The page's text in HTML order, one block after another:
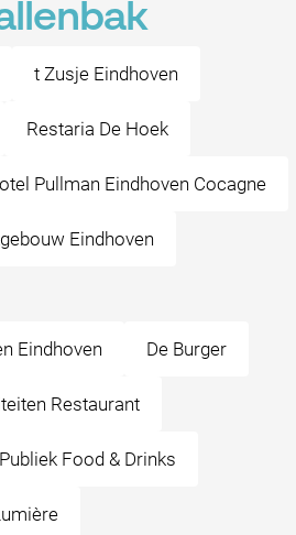
t Zusje Eindhoven
Restaria De Hoek
Pullman Eindhoven Cocagne
Eindhoven
Eindhoven De Burger
Restaurant
Publiek Food & Drinks